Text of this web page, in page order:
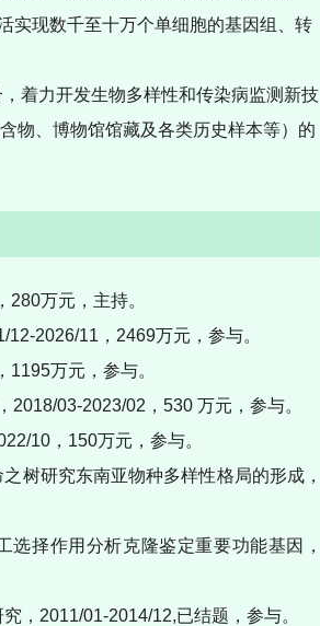
实现数千至十万个单细胞的基因组、转
着力开发生物多样性和传染病监测新技
物、博物馆馆藏及各类历史样本等）的
万元，主持。
2026/11，2469万元，参与。
万元，参与。
03-2023/02，530 万元，参与。
10，150万元，参与。
树研究东南亚物种多样性格局的形成，
择作用分析克隆鉴定重要功能基因，
，2011/01-2014/12,已结题，参与。